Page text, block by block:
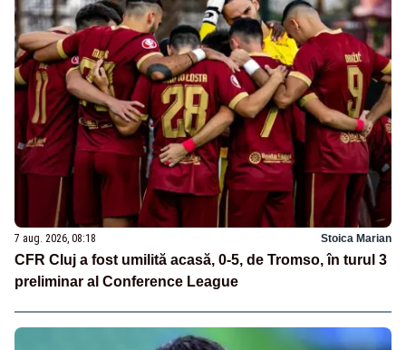
7 aug. 2026, 08:18 Stoica Marian
CFR Cluj a fost umilită acasă, 0-5, de Tromso, în turul 3
preliminar al Conference League